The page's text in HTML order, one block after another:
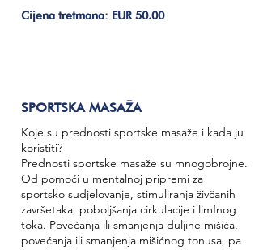
Cijena tretmana: EUR 50.00
SPORTSKA MASAŽA
Koje su prednosti sportske masaže i kada ju
koristiti?
Prednosti sportske masaže su mnogobrojne.
Od pomoći u mentalnoj pripremi za
sportsko sudjelovanje, stimuliranja živčanih
završetaka, poboljšanja cirkulacije i limfnog
toka. Povećanja ili smanjenja duljine mišića,
povećanja ili smanjenja mišićnog tonusa, pa